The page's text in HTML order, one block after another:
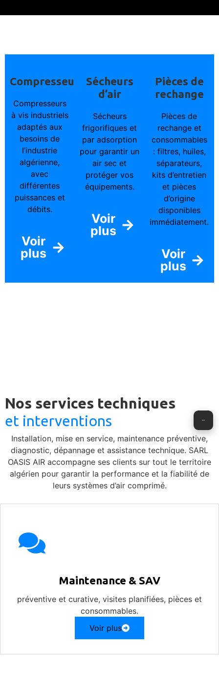
Compresseurs
Compresseurs
à vis industriels
adaptés aux
besoins de
l’industrie
algérienne,
avec
différentes
puissances et
débits.
Voir
plus
Sécheurs
d’air
Sécheurs
frigorifiques et
par adsorption
pour garantir un
air sec et
protéger vos
équipements.
Voir
plus
Pièces de
rechange
Pièces de
rechange et
consommables
: filtres, huiles,
séparateurs,
kits d’entretien
et pièces
d’origine
disponibles
immédiatement.
Voir
plus
Nos services techniques
et interventions
Installation, mise en service, maintenance préventive,
diagnostic, dépannage et assistance technique. SARL
OASIS AIR accompagne ses clients sur tout le territoire
algérien pour garantir la performance et la fiabilité de
leurs systèmes d’air comprimé.
Maintenance & SAV
préventive et curative, visites planifiées, pièces et
consommables.
Voir plus